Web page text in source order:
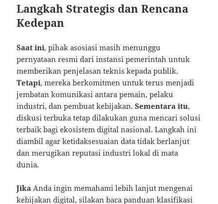
Langkah Strategis dan Rencana
Kedepan
Saat ini, pihak asosiasi masih menunggu
pernyataan resmi dari instansi pemerintah untuk
memberikan penjelasan teknis kepada publik.
Tetapi, mereka berkomitmen untuk terus menjadi
jembatan komunikasi antara pemain, pelaku
industri, dan pembuat kebijakan.Sementara itu,
diskusi terbuka tetap dilakukan guna mencari solusi
terbaik bagi ekosistem digital nasional. Langkah ini
diambil agar ketidaksesuaian data tidak berlanjut
dan merugikan reputasi industri lokal di mata
dunia.
Jika Anda ingin memahami lebih lanjut mengenai
kebijakan digital, silakan bacapanduan klasifikasi